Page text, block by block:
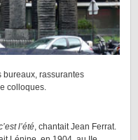
bureaux, rassurantes
colloques.
l’été, chantait Jean Ferrat.